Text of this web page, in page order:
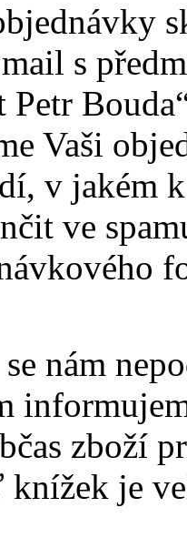
s
Vaši
v jakém
ve
nám
zboží
je